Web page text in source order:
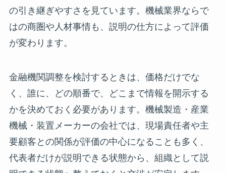
の引き継ぎやすさを見ています。機械業界ならで
はの商圏や人材事情も、説明の仕方によって評価
が変わります。
金融機関調整を検討するときは、価格だけでな
く、誰に、どの順番で、どこまで情報を開示する
かを決めておく必要があります。機械製造・産業
機械・装置メーカーの会社では、現場責任者や主
要顧客との関係が評価の中心になることも多く、
代表者だけが説明できる状態から、組織として説